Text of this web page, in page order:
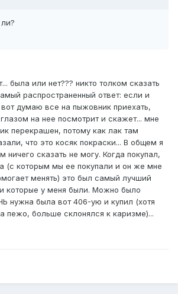
была или нет??? никто толком сказать
распространенный ответ: если и
думаю все на пыжовник приехать,
на нее посмотрит и скажет... мне
перекрашен, потому как лак там
что это косяк покраски... В общем я
ничего сказать не могу. Когда покупал,
(с которым мы ее покупали и он же мне
менять) это был самый лучший
которые у меня были. Можно было
нужна была вот 406-ую и купил (хотя
пежо, больше склонялся к каризме)...